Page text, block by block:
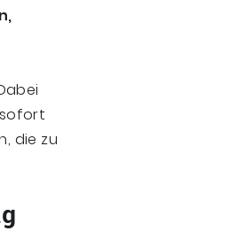
die zu